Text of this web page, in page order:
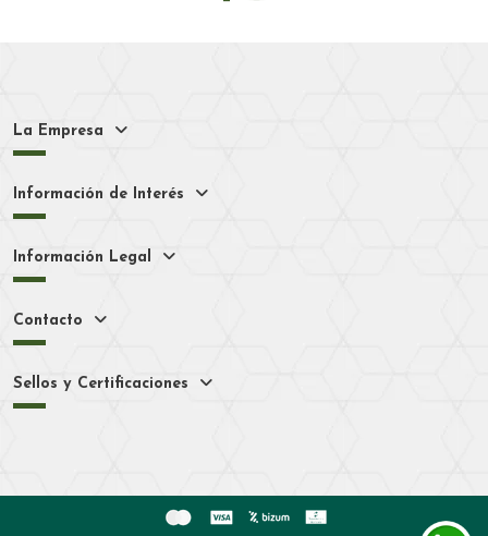
La Empresa
Información de Interés
Información Legal
Contacto
Sellos y Certificaciones